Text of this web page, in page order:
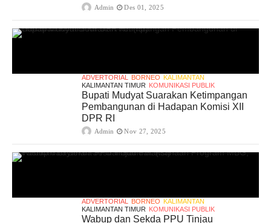
Admin Des 01, 2025
ADVERTORIAL BORNEO KALIMANTAN
KALIMANTAN TIMUR KOMUNIKASI PUBLIK
Bupati Mudyat Suarakan Ketimpangan
Pembangunan di Hadapan Komisi XII
DPR RI
Admin Nov 27, 2025
ADVERTORIAL BORNEO KALIMANTAN
KALIMANTAN TIMUR KOMUNIKASI PUBLIK
Wabup dan Sekda PPU Tinjau